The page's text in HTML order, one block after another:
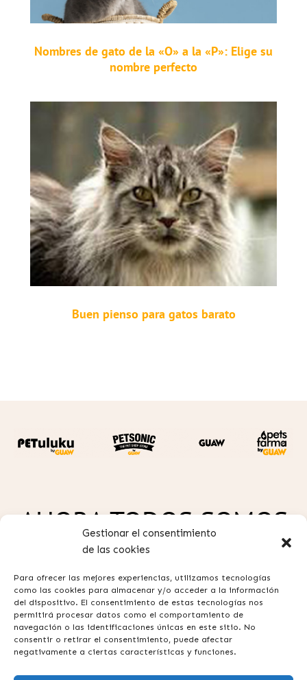
Gestionar el consentimiento
de las cookies
Para ofrecer las mejores experiencias, utilizamos tecnologías
como las cookies para almacenar y/o acceder a la información
del dispositivo. El consentimiento de estas tecnologías nos
permitirá procesar datos como el comportamiento de
navegación o las identificaciones únicas en este sitio. No
consentir o retirar el consentimiento, puede afectar
negativamente a ciertas características y funciones.
Nombres de gato de la «O» a la «P»: Elige su
nombre perfecto
Buen pienso para gatos barato
AHORA TODOS SOMOS
GUAW
Política de privacidad